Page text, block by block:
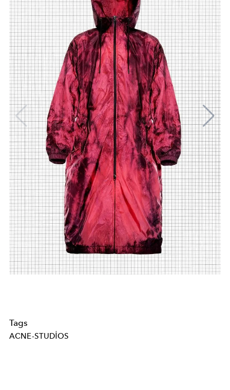
Tags
ACNE-STUDIOS